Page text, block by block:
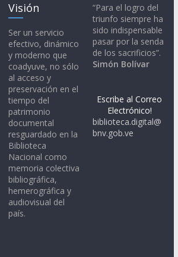
Visión
Ser un servicio
efectivo, dinámico
y moderno que
coadyuve, no sólo
al acceso y
preservación en el
tiempo del
patrimonio
documental
resguardado en la
Biblioteca
Nacional como
memoria colectiva
bibliográfica,
hemerográfica y
audiovisual del
país.
“Para el logro del
triunfo siempre ha
sido indispensable
pasar por la senda
de los sacrificios”.
Simón Bolívar
Escribe al Correo
Electrónico!
biblioteca.digital@
bnv.gob.ve